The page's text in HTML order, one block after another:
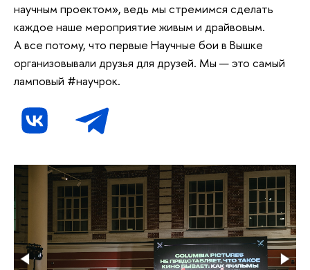
научным проектом», ведь мы стремимся сделать
каждое наше мероприятие живым и драйвовым.
А все потому, что первые Научные бои в Вышке
организовывали друзья для друзей. Мы — это самый
ламповый #научрок.